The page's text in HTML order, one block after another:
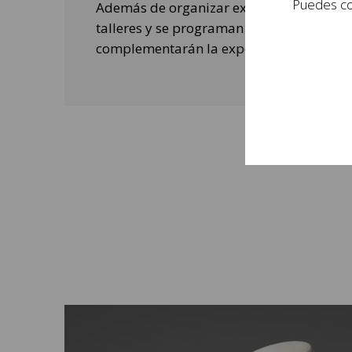
Además de organizar exposiciones, se
talleres y se programan actividades de
complementarán la experiencia de las
Puedes